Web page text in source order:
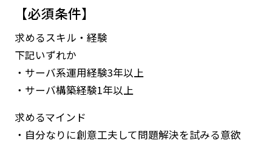
【必須条件】
求めるスキル・経験
下記いずれか
・サーバ系運用経験3年以上
・サーバ構築経験1年以上
求めるマインド
・自分なりに創意工夫して問題解決を試みる意欲